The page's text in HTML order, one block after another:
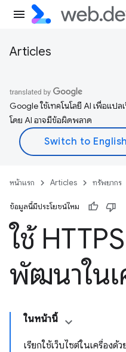
Articles
Google ใช้เทคโนโลยี AI เพื่อแป
โดย AI อาจมีข้อผิดพลาด
หน้าแรก Articles ทรัพยากร
ข้อมูลนี้มีประโยชน์ไหม
ใช้
พัฒนาในเ
ในหน้านี้
เรียกใช้เว็บไซต์ในเครื่องด้